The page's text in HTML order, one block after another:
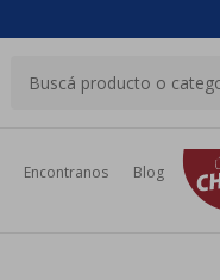
Encontranos Blog